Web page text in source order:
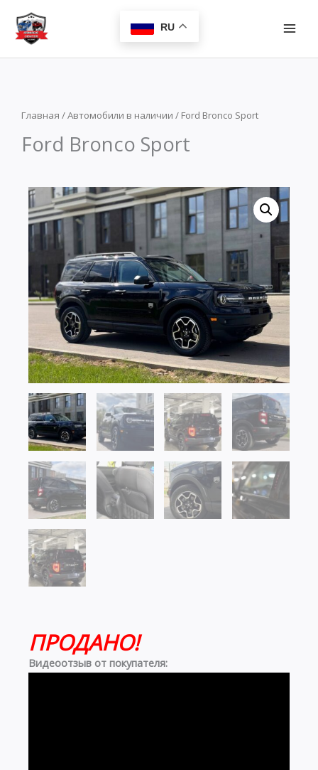
Перейти
содержимому
RU
Главная /Автомобили в наличии / Ford Bronco Sport
Ford Bronco Sport
ПРОДАНО!
Видеоотзыв от покупателя: